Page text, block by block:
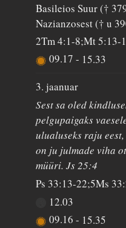
Basileios Suur (†
Nazianzosest († u
2Tm 4:1-8;Mt 5:13-
09.17- 15.33
3. jaanuar
Sest sa oled
pelgupaigaks
ulualuseks raju
on ju julmade viha
müüri. Js 25:4
Ps 33:13-22;5Ms
12.03
09.16- 15.35